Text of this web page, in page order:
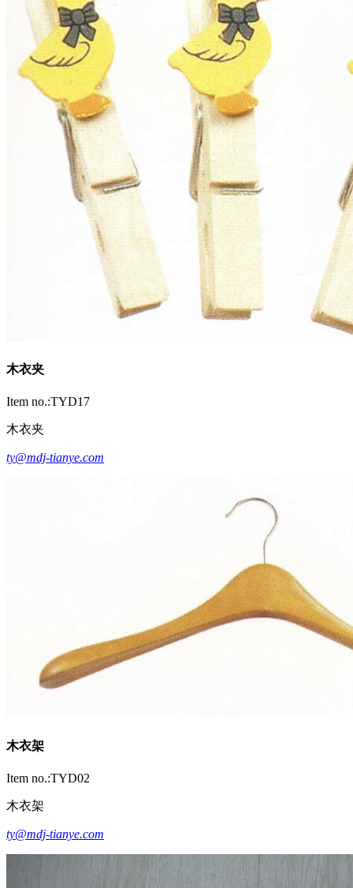
木衣夹
Item no.:TYD17
木衣夹
ty@mdj-tianye.com
木衣架
Item no.:TYD02
木衣架
ty@mdj-tianye.com